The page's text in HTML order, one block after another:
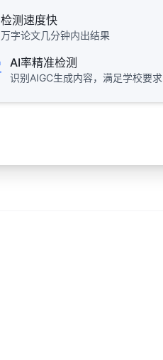
检测速度快
万字论文几分钟内出结果
AI率精准检测
识别AIGC生成内容，满足学校要求